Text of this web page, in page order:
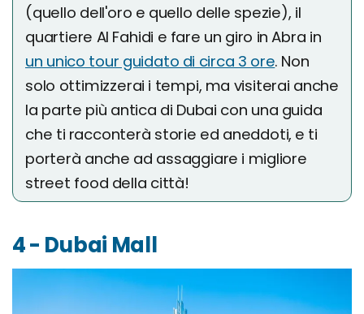
(quello dell'oro e quello delle spezie), il
quartiere Al Fahidi e fare un giro in Abra in
un unico tour guidato di circa 3 ore. Non
solo ottimizzerai i tempi, ma visiterai anche
la parte più antica di Dubai con una guida
che ti racconterà storie ed aneddoti, e ti
porterà anche ad assaggiare i migliore
street food della città!
4 - Dubai Mall